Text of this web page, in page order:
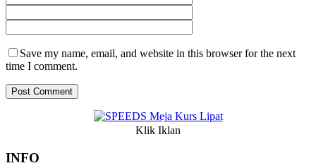
Save my name, email, and website in this browser for the next
time I comment.
Klik Iklan
INFO